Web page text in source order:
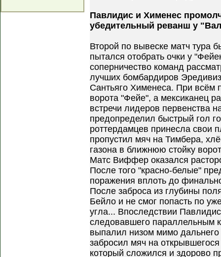
Павлидис и Хименес
убедительный реванш у
Второй по вывеске матч тура
пытался отобрать очки у
соперничество команд
лучших бомбардиров
Сантьяго Хименеса. При всём
ворота "Фейе", а мексиканец
встречи лидеров первенства
предопределил быстрый гол
роттердамцев принесла свои
пропустил мяч на Тимбера,
газона в ближнюю стойку
Матс Виффер оказался
После того "красно-белые"
поражения вплоть до
После заброса из глубины
Бейло и не смог попасть по
угла... Впоследствии
следовавшего параллельным
выпалил низом мимо
забросил мяч на
который сложился и здорово